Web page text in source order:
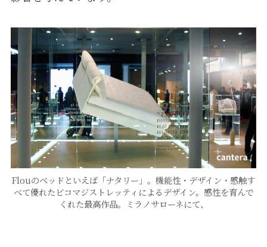
Flouのベッドといえば「ナタリー」。機能性・デザイン・感触す
べて優れたビコマジストレッティによるデザイン。感性を育んで
くれた最高作品。ミラノサローネにて、